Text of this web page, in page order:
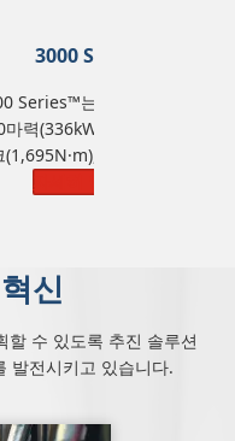
3000 Series™
Series™는 최대 정격 출력
마력(336kW), 1,250lb-ft 토
(1,695N·m), GVW(총중량)
신
할 수 있도록 추진 솔루션
발전시키고 있습니다.